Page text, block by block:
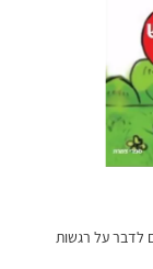
לדבר על רגשות